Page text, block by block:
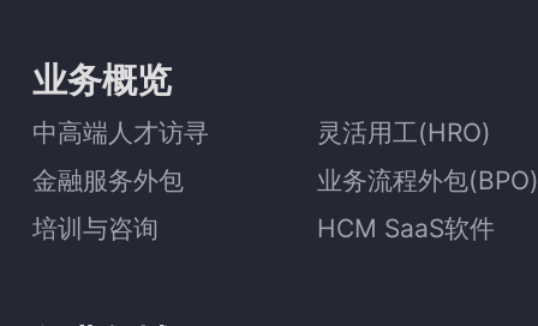
业务概览
中高端人才访寻
灵活用工(HRO)
金融服务外包
业务流程外包(BPO)
培训与咨询
HCM SaaS软件